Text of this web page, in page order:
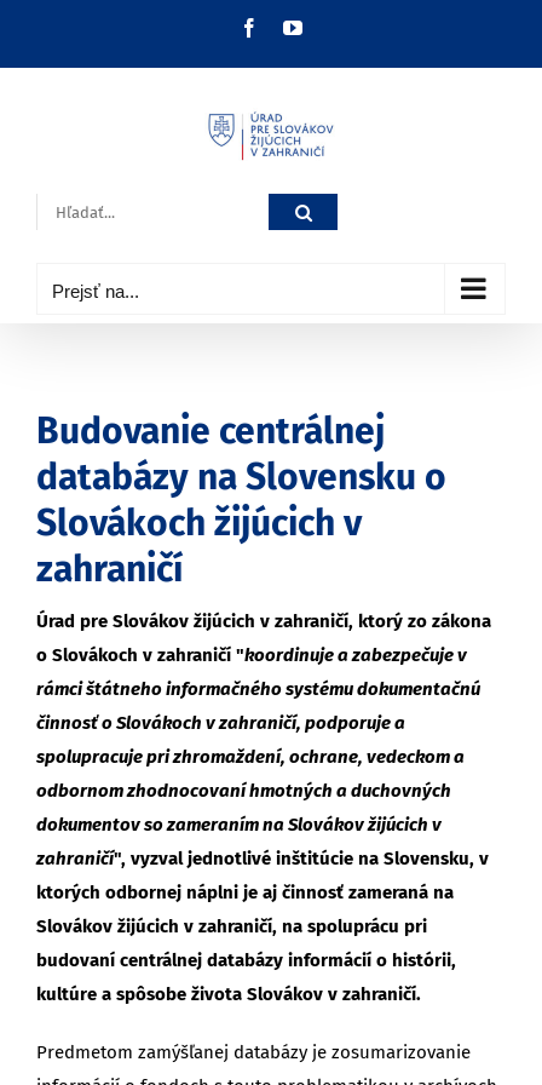
FacebookYouTube
Hľadať:
Prejsť na...
Budovanie centrálnej
databázy na Slovensku o
Slovákoch žijúcich v
zahraničí
Úrad pre Slovákov žijúcich v zahraničí, ktorý zo zákona
o Slovákoch v zahraničí "koordinuje a zabezpečuje v
rámci štátneho informačného systému dokumentačnú
činnosť o Slovákoch v zahraničí, podporuje a
spolupracuje pri zhromaždení, ochrane, vedeckom a
odbornom zhodnocovaní hmotných a duchovných
dokumentov so zameraním na Slovákov žijúcich v
zahraničí", vyzval jednotlivé inštitúcie na Slovensku, v
ktorých odbornej náplni je aj činnosť zameraná na
Slovákov žijúcich v zahraničí, na spoluprácu pri
budovaní centrálnej databázy informácií o histórii,
kultúre a spôsobe života Slovákov v zahraničí.
Predmetom zamýšľanej databázy je zosumarizovanie